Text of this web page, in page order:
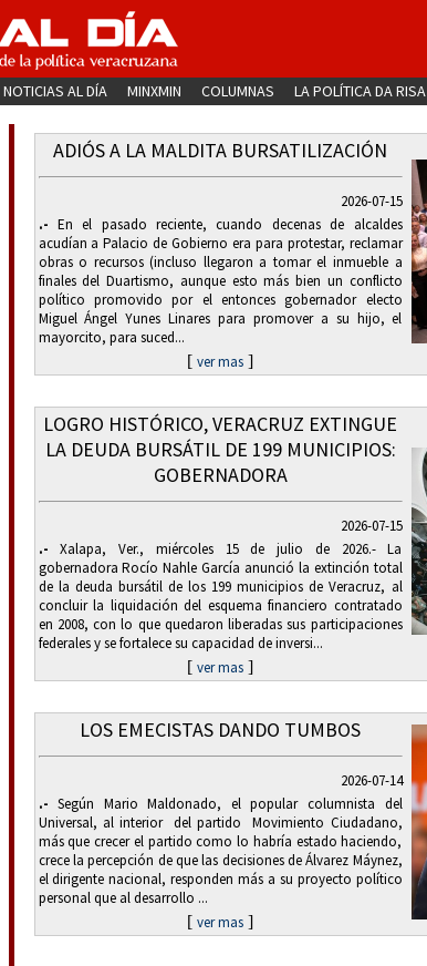
NOTICIAS AL DÍA MINXMIN COLUMNAS LA POLÍTICA DA RISA
ADIÓS A LA MALDITA BURSATILIZACIÓN
2026-07-15
.- En el pasado reciente, cuando decenas de alcaldes
acudían a Palacio de Gobierno era para protestar, reclamar
obras o recursos (incluso llegaron a tomar el inmueble a
finales del Duartismo, aunque esto más bien un conflicto
político promovido por el entonces gobernador electo
Miguel Ángel Yunes Linares para promover a su hijo, el
mayorcito, para suced...
[ ver mas ]
LOGRO HISTÓRICO, VERACRUZ EXTINGUE
LA DEUDA BURSÁTIL DE 199 MUNICIPIOS:
GOBERNADORA
2026-07-15
.- Xalapa, Ver., miércoles 15 de julio de 2026.- La
gobernadora Rocío Nahle García anunció la extinción total
de la deuda bursátil de los 199 municipios de Veracruz, al
concluir la liquidación del esquema financiero contratado
en 2008, con lo que quedaron liberadas sus participaciones
federales y se fortalece su capacidad de inversi...
[ ver mas ]
LOS EMECISTAS DANDO TUMBOS
2026-07-14
.- Según Mario Maldonado, el popular columnista del
Universal, al interior del partido Movimiento Ciudadano,
más que crecer el partido como lo habría estado haciendo,
crece la percepción de que las decisiones de Álvarez Máynez,
el dirigente nacional, responden más a su proyecto político
personal que al desarrollo ...
[ ver mas ]